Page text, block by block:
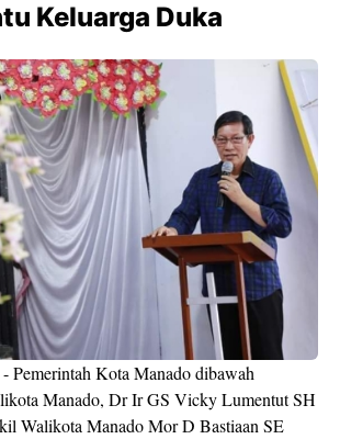
Keluarga Duka
Pemerintah Kota Manado dibawah
Manado, Dr Ir GS Vicky Lumentut SH
Walikota Manado Mor D Bastiaan SE